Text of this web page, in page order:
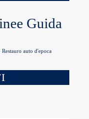
Guida
Restauro auto d'epoca